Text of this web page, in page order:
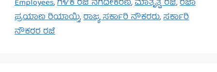
Employees,ಗಳಿಕೆ ರಜೆ ನಗದೀಕರಣ,ಮಾತೃತ್ವ ರಜೆ,ರಜಾ
ಪ್ರಯಾಣ ರಿಯಾಯ್ತಿ,ರಾಜ್ಯ ಸರ್ಕಾರಿ ನೌಕರರು,ಸರ್ಕಾರಿ
ನೌಕರರ ರಜೆ